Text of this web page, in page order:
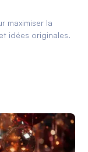
maximiser la
idées originales.